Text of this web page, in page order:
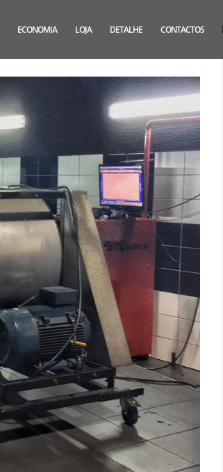
ECONOMIA LOJA DETALHE CONTACTOS